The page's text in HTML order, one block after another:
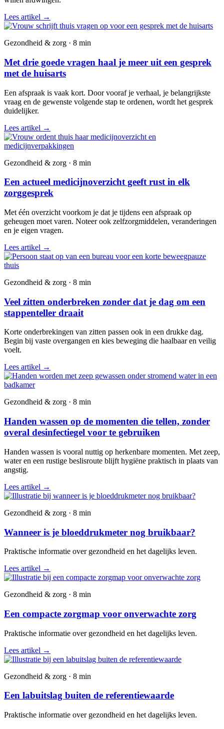
Lees artikel →
Gezondheid & zorg · 8 min
Met drie goede vragen haal je meer uit een gesprek
met de huisarts
Een afspraak is vaak kort. Door vooraf je verhaal, je belangrijkste
vraag en de gewenste volgende stap te ordenen, wordt het gesprek
duidelijker.
Lees artikel →
Gezondheid & zorg · 8 min
Een actueel medicijnoverzicht geeft rust in elk
zorggesprek
Met één overzicht voorkom je dat je tijdens een afspraak op
geheugen moet varen. Noteer ook zelfzorgmiddelen, veranderingen
en je eigen vragen.
Lees artikel →
Gezondheid & zorg · 8 min
Veel zitten onderbreken zonder dat je dag om een
stappenteller draait
Korte onderbrekingen van zitten passen ook in een drukke dag.
Begin bij vaste overgangen en kies beweging die haalbaar en veilig
voelt.
Lees artikel →
Gezondheid & zorg · 8 min
Handen wassen op de momenten die tellen, zonder
overal desinfectiegel voor te gebruiken
Handen wassen is vooral nuttig op herkenbare momenten. Met zeep,
water en een rustige beslisroute blijft hygiëne praktisch in plaats van
angstig.
Lees artikel →
Gezondheid & zorg · 8 min
Wanneer is je bloeddrukmeter nog bruikbaar?
Praktische informatie over gezondheid en het dagelijks leven.
Lees artikel →
Gezondheid & zorg · 8 min
Een compacte zorgmap voor onverwachte zorg
Praktische informatie over gezondheid en het dagelijks leven.
Lees artikel →
Gezondheid & zorg · 8 min
Een labuitslag buiten de referentiewaarde
Praktische informatie over gezondheid en het dagelijks leven.